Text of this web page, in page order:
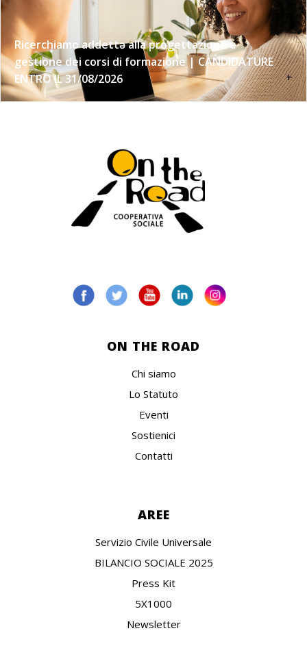
Ricerchiamo addettə alla progettazione e
gestione dei corsi di formazione | CANDIDATURE
ENTRO IL 31/08/2026
+
ON THE ROAD
Chi siamo
Lo Statuto
Eventi
Sostienici
Contatti
AREE
Servizio Civile Universale
BILANCIO SOCIALE 2025
Press Kit
5X1000
Newsletter